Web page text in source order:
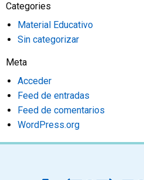
Categories
Material Educativo
Sin categorizar
Meta
Acceder
Feed de entradas
Feed de comentarios
WordPress.org